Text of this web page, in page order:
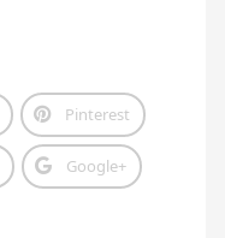
Pinterest
Google+